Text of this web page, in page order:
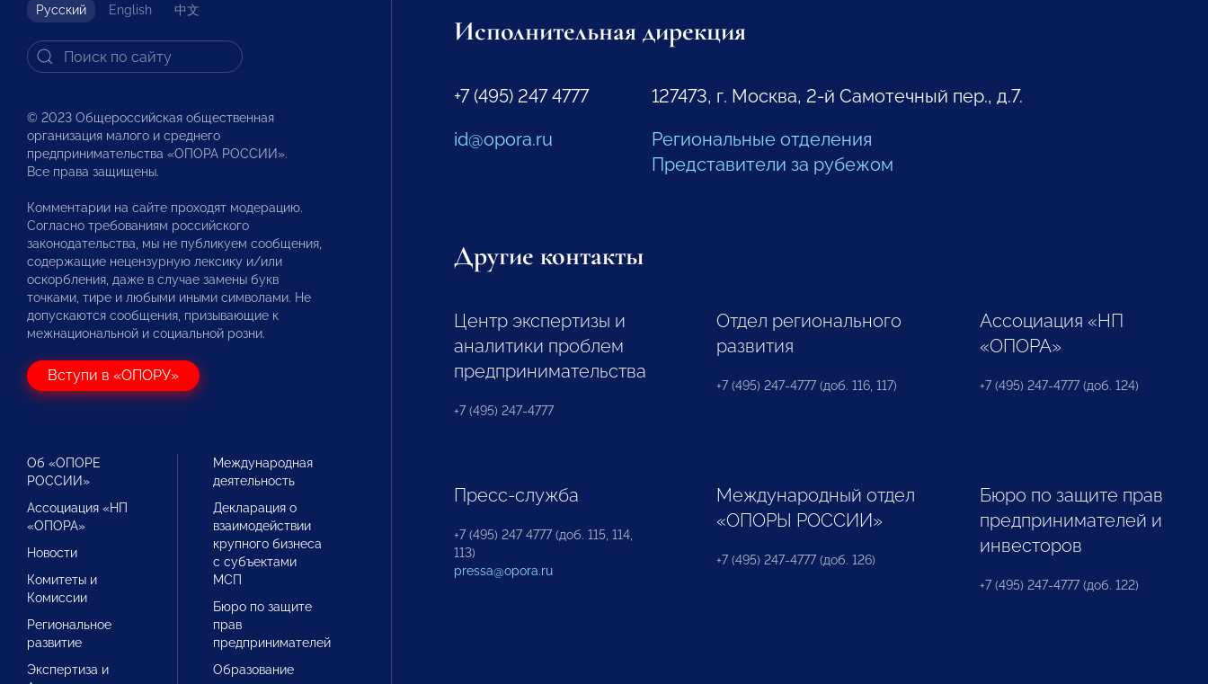
Русский English 中文
© 2023 Общероссийская общественная
организация малого и среднего
предпринимательства «ОПОРА РОССИИ».
Все права защищены.
Комментарии на сайте проходят модерацию.
Согласно требованиям российского
законодательства, мы не публикуем сообщения,
содержащие нецензурную лексику и/или
оскорбления, даже в случае замены букв
точками, тире и любыми иными символами. Не
допускаются сообщения, призывающие к
межнациональной и социальной розни.
Вступи в «ОПОРУ»
Об «ОПОРЕ
РОССИИ»
Ассоциация «НП
«ОПОРА»
Новости
Комитеты и
Комиссии
Региональное
развитие
Экспертиза и
Международная
деятельность
Декларация о
взаимодействии
крупного бизнеса
с субъектами
МСП
Бюро по защите
прав
предпринимателей
Образование
Исполнительная дирекция
+7 (495) 247 4777
id@opora.ru
127473, г. Москва, 2-й Самотечный пер., д.7.
Региональные отделения
Представители за рубежом
Другие контакты
Центр экспертизы и
аналитики проблем
предпринимательства
+7 (495) 247-4777
Отдел регионального
развития
+7 (495) 247-4777 (доб. 116, 117)
Ассоциация «НП
«ОПОРА»
+7 (495) 247-4777 (доб. 124)
Пресс-служба
+7 (495) 247 4777 (доб. 115, 114,
113)
pressa@opora.ru
Международный отдел
«ОПОРЫ РОССИИ»
+7 (495) 247-4777 (доб. 126)
Бюро по защите прав
предпринимателей и
инвесторов
+7 (495) 247-4777 (доб. 122)